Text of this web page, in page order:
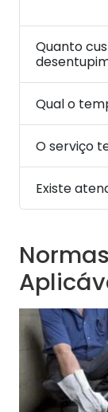
Quanto
Qual o
O serviço
Existe